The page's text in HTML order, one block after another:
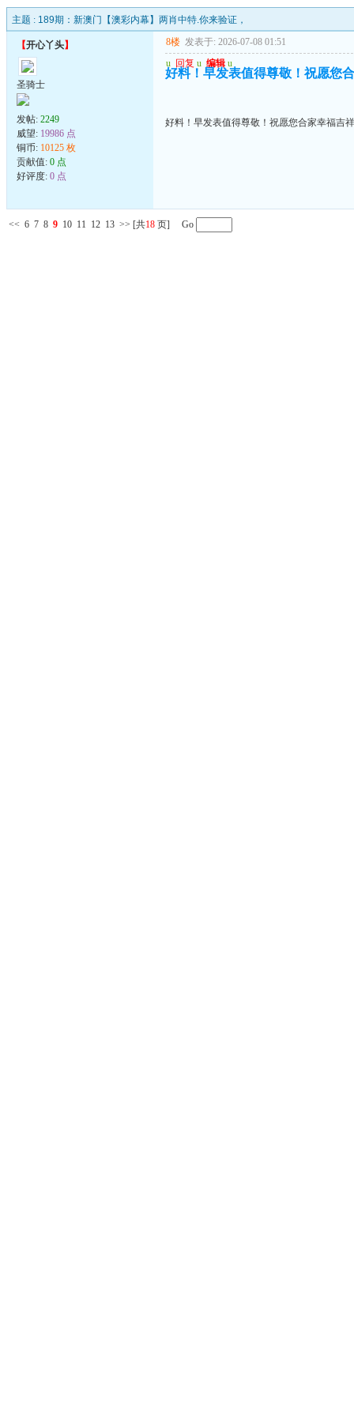
主题 : 189期：新澳门【澳彩内幕】两肖中特.你来验证，
【开心丫头】
圣骑士
发帖: 2249
威望: 19986 点
铜币: 10125 枚
贡献值: 0 点
好评度: 0 点
8楼 发表于: 2026-07-08 01:51
u 回复 u 编辑 u
好料！早发表值得尊敬！祝愿您
好料！早发表值得尊敬！祝愿您合家幸福吉
<< 6 7 8 9 10 11 12 13 >> [共18 页] Go